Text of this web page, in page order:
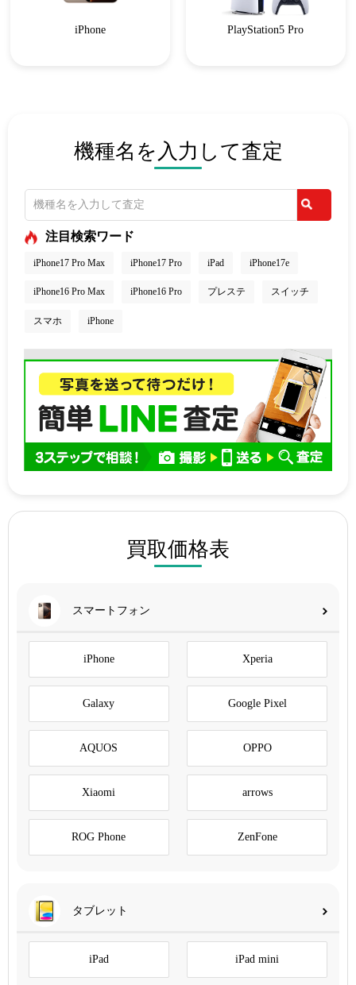
iPhone PlayStation5 Pro
機種名を入力して査定
注目検索ワード
iPhone17 Pro Max iPhone17 Pro iPad iPhone17e
iPhone16 Pro Max iPhone16 Pro プレステ スイッチ
スマホ iPhone
買取価格表
スマートフォン
iPhone Xperia
Galaxy Google Pixel
AQUOS OPPO
Xiaomi arrows
ROG Phone ZenFone
タブレット
iPad iPad mini